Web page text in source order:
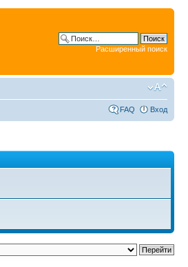
Расширенный поиск
FAQ Вход